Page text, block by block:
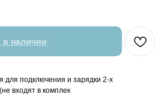
в наличии
для подключения и зарядки 2-х
входят в комплек